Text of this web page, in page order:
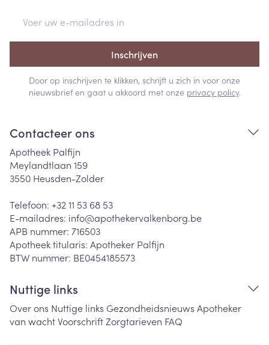
Inschrijven
Door op inschrijven te klikken, schrijft u zich in voor onze
nieuwsbrief en gaat u akkoord met onze privacy policy.
Contacteer ons
Apotheek Palfijn
Meylandtlaan 159
3550 Heusden-Zolder
Telefoon: +32 11 53 68 53
E-mailadres: info@apothekervalkenborg.be
APB nummer: 716503
Apotheek titularis: Apotheker Palfijn
BTW nummer: BE0454185573
Nuttige links
Over ons Nuttige links Gezondheidsnieuws Apotheker
van wachtVoorschriftZorgtarieven FAQ